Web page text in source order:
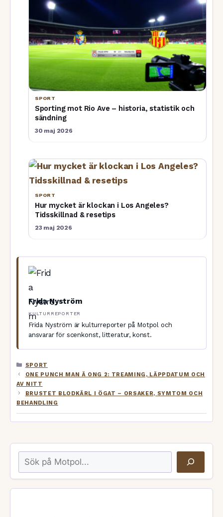
SPORT
Sporting mot Rio Ave – historia, statistik och
sändning
30 maj 2026
SPORT
Hur mycket är klockan i Los Angeles?
Tidsskillnad & resetips
23 maj 2026
Frida Nyström
KULTURREPORTER
Frida Nyström är kulturreporter på Motpol och
ansvarar för scenkonst, litteratur, konst.
KATEGORIER
SPORT
ONE PUNCH MAN Ä ONG 2: TREAMING, LÄPPDATUM OCH
AV NITT
BRUSTET BLODKÄRL I ÖGAT – ORSAKER, SYMTOM OCH
BEHANDLING
Sök